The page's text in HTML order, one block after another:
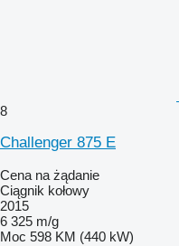
8
Challenger 875 E
Cena na żądanie
Ciągnik kołowy
2015
6 325 m/g
Moc 598 KM (440 kW)